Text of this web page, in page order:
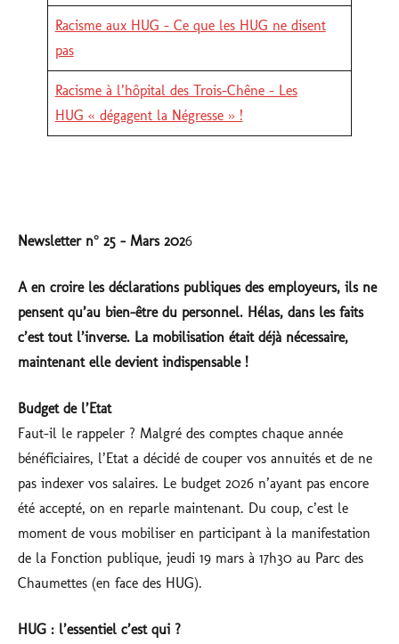
Racisme aux HUG - Ce que les HUG ne disent
pas
Racisme à l’hôpital des Trois-Chêne – Les
HUG « dégagent la Négresse » !
Newsletter n° 25 - Mars 2026
A en croire les déclarations publiques des employeurs, ils ne
pensent qu’au bien-être du personnel. Hélas, dans les faits
c’est tout l’inverse. La mobilisation était déjà nécessaire,
maintenant elle devient indispensable !
Budget de l’Etat
Faut-il le rappeler ? Malgré des comptes chaque année
bénéficiaires, l’Etat a décidé de couper vos annuités et de ne
pas indexer vos salaires. Le budget 2026 n’ayant pas encore
été accepté, on en reparle maintenant. Du coup, c’est le
moment de vous mobiliser en participant à la manifestation
de la Fonction publique, jeudi 19 mars à 17h30 au Parc des
Chaumettes (en face des HUG).
HUG : l’essentiel c’est qui ?